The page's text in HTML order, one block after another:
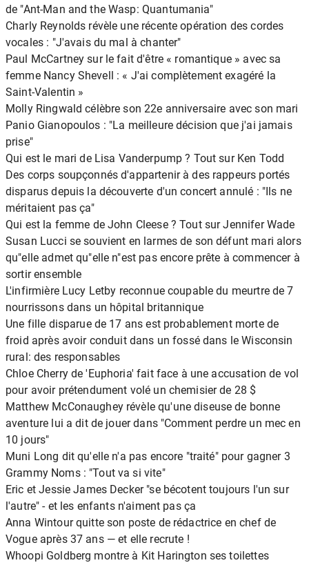
de "Ant-Man and the Wasp: Quantumania"
Charly Reynolds révèle une récente opération des cordes
vocales : "J'avais du mal à chanter"
Paul McCartney sur le fait d'être « romantique » avec sa
femme Nancy Shevell : « J'ai complètement exagéré la
Saint-Valentin »
Molly Ringwald célèbre son 22e anniversaire avec son mari
Panio Gianopoulos : "La meilleure décision que j'ai jamais
prise"
Qui est le mari de Lisa Vanderpump ? Tout sur Ken Todd
Des corps soupçonnés d'appartenir à des rappeurs portés
disparus depuis la découverte d'un concert annulé : "Ils ne
méritaient pas ça"
Qui est la femme de John Cleese ? Tout sur Jennifer Wade
Susan Lucci se souvient en larmes de son défunt mari alors
qu"elle admet qu"elle n"est pas encore prête à commencer à
sortir ensemble
L'infirmière Lucy Letby reconnue coupable du meurtre de 7
nourrissons dans un hôpital britannique
Une fille disparue de 17 ans est probablement morte de
froid après avoir conduit dans un fossé dans le Wisconsin
rural: des responsables
Chloe Cherry de 'Euphoria' fait face à une accusation de vol
pour avoir prétendument volé un chemisier de 28 $
Matthew McConaughey révèle qu'une diseuse de bonne
aventure lui a dit de jouer dans "Comment perdre un mec en
10 jours"
Muni Long dit qu'elle n'a pas encore "traité" pour gagner 3
Grammy Noms : "Tout va si vite"
Eric et Jessie James Decker "se bécotent toujours l'un sur
l'autre" - et les enfants n'aiment pas ça
Anna Wintour quitte son poste de rédactrice en chef de
Vogue après 37 ans — et elle recrute !
Whoopi Goldberg montre à Kit Harington ses toilettes